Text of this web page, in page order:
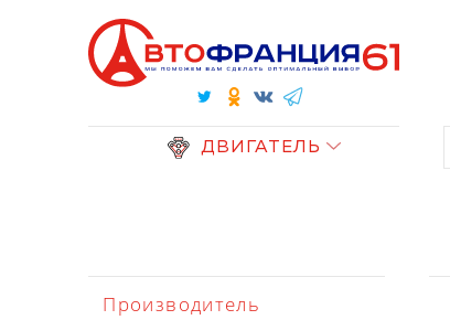
ДВИГАТЕЛЬ
Производитель